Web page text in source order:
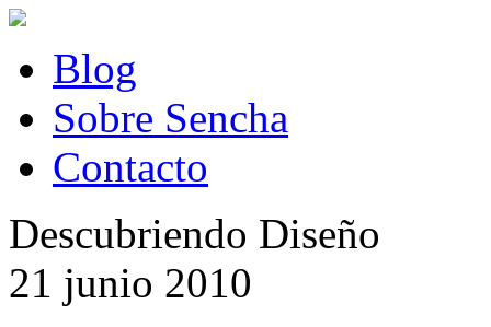
Blog
Sobre Sencha
Contacto
Descubriendo Diseño
21 junio 2010